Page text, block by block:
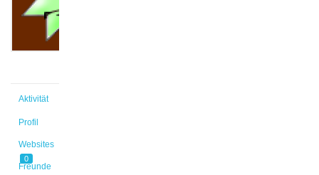
Aktivität
Profil
Websites
0
Freunde